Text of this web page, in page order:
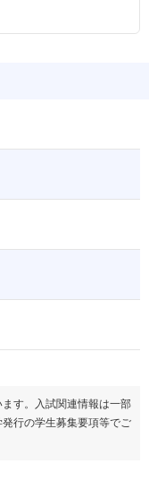
す。入試関連情報は一部
行の学生募集要項等でご